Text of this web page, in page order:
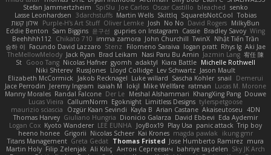
Stefan Jammertzheim
SpiSlu Joe Carlos Oscar Castillo bleached senko
Lasse Leonhardsen 3darchstuffs Martin Wells Skittlq SquareIsNotCool Tobias
אילון קשת
Purple-H's Art Stuff Oliver Lemke Josh No No David Rogers MilkyBun
Eddie Benton Sam Biggins 윤구선 gupries on Instagram Cassie Bradley Savoy Wing
Beehhhh112 Chikato 710 imma zamora John Churchill TwinX Nhật Tiến Trần
승하 이 Facundo David Lazzaro Stenz Filomeno Saraiva logan pratt Rhys lg Aki Jae
TheMellowMelody Jack Ryan Brad Leikam Nasi Paru Bu Amin Jazmin Lang 宥任 陳
St Gooo Tang Nicolas Hafner gyomh adaktyl Kiara Battle Michelle Rothwell
Niki Shterev RussJones Lloyd Collidge Lev Schwartz Jason Mault
Elizabeth McCormick Jakob Recknagel Luke willard Sascha Kohler snail
Demerui
Jace Perrodin Jeremy Ingram isaiah M lokjl Mike Wellfare ratman Lucas M. Morone
Manny Morales Randal Falcone Der Le Meshal Alshammari KhangXing Pang Douwe
Lucas Vieira CallumNorm Egoknight Limitless Designs tylerspetgoose
maurizio sciascia
Özgür Kaan Sevindi Kayla B Arian Castane Akaiseutoseu 4DN
Thomas Harvey Giuliano Hungria Dionicio Galarza David Ebbevi Eda Aydemir
Logan Cox Kyoto Wanderer LEE EUNHA JoyBox19 Play Usa panic attack Trip boy
heeno honee Grigorii Nicolas Scheer Kai Krones magda pawlak
ikung gmr
Titans Management Greta Gedat Thomas Fristed Jose Humberto Ramirez mura
Martin Holy Filip Zelenjak Ali Kılıç Антон Сергеевич bahriye taşdelen Sky JK Arch